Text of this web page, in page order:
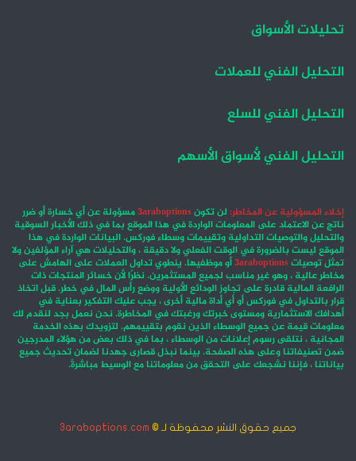
تحليلات الأسواق
التحليل الفني للعملات
التحليل الفني للسلع
التحليل الفني لأسواق الأسهم
إخلاء المسؤولية عن المخاطر: لن تكون3araboptionsمسؤولة عن أي خسارة أو ضرر
ناتج عن الاعتماد على المعلومات الواردة في هذا الموقع بما في ذلك الأخبار السوقية
والتحليل والتوصيات التداولية وتقييمات وسطاء فوركس. البيانات الواردة في هذا
الموقع ليست بالضرورة في الوقت الفعلي ولا دقيقة ، والتحليلات هي آراء المؤلفين ولا
تمثل توصيات3araboptionsأو موظفيها. ينطوي تداول العملات على الهامش على
مخاطر عالية ، وهو غير مناسب لجميع المستثمرين. نظرًا لأن خسائر المنتجات ذات
الرافعة المالية قادرة على تجاوز الودائع الأولية ووضع رأس المال في خطر. قبل اتخاذ
قرار بالتداول في فوركس أو أي أداة مالية أخرى ، يجب عليك التفكير بعناية في
أهدافك الاستثمارية ومستوى خبرتك ورغبتك في المخاطرة. نحن نعمل بجد لنقدم لك
معلومات قيمة عن جميع الوسطاء الذين نقوم بتقييمهم. لتزويدك بهذه الخدمة
المجانية ، نتلقى رسوم إعلانات من الوسطاء ، بما في ذلك بعض من هؤلاء المدرجين
ضمن تصنيفاتنا وعلى هذه الصفحة. بينما نبذل قصارى جهدنا لضمان تحديث جميع
بياناتنا ، فإننا نشجعك على التحقق من معلوماتنا مع الوسيط مباشرةً.
جميع حقوق النشر محفوظة لـ © 3araboptions.com